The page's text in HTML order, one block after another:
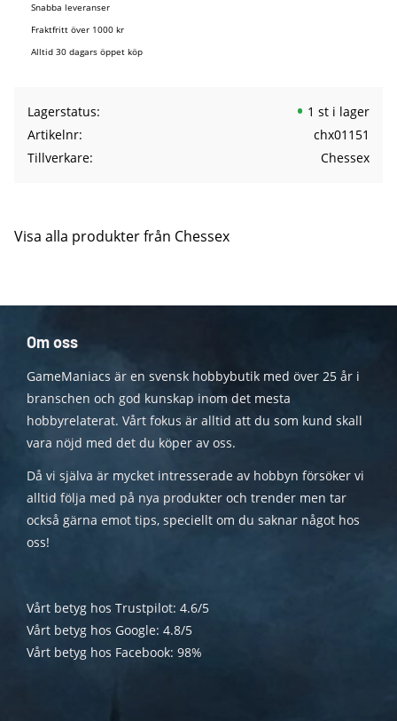
Snabba leveranser
Fraktfritt över 1000 kr
Alltid 30 dagars öppet köp
Lagerstatus
1 st i lager
Artikelnr
chx01151
Tillverkare
Chessex
Visa alla produkter från Chessex
Om oss
GameManiacs är en svensk hobbybutik med över 25 år i
branschen och god kunskap inom det mesta
hobbyrelaterat. Vårt fokus är alltid att du som kund skall
vara nöjd med det du köper av oss.
Då vi själva är mycket intresserade av hobbyn försöker vi
alltid följa med på nya produkter och trender men tar
också gärna emot tips, speciellt om du saknar något hos
oss!
Vårt betyg hos Trustpilot: 4.6/5
Vårt betyg hos Google: 4.8/5
Vårt betyg hos Facebook: 98%